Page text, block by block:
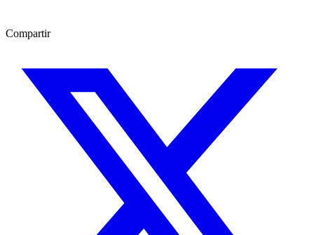
Compartir